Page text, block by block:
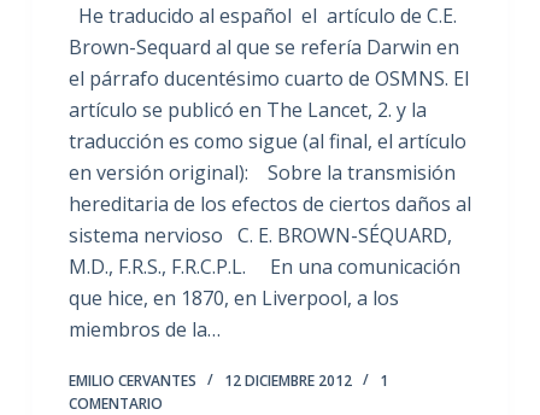
He traducido al español el artículo de C.E.
Brown-Sequard al que se refería Darwin en
el párrafo ducentésimo cuarto de OSMNS. El
artículo se publicó en The Lancet, 2. y la
traducción es como sigue (al final, el artículo
en versión original): Sobre la transmisión
hereditaria de los efectos de ciertos daños al
sistema nervioso C. E. BROWN-SÉQUARD,
M.D., F.R.S., F.R.C.P.L. En una comunicación
que hice, en 1870, en Liverpool, a los
miembros de la…
EMILIO CERVANTES 12 DICIEMBRE 2012
1
COMENTARIO